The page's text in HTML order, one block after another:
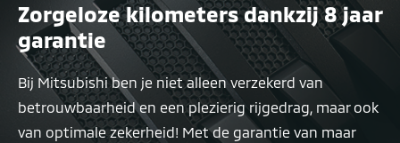
Zorgeloze kilometers dankzij 8 jaar
garantie
Bij Mitsubishi ben je niet alleen verzekerd van
betrouwbaarheid en een plezierig rijgedrag, maar ook
van optimale zekerheid! Met de garantie van maar